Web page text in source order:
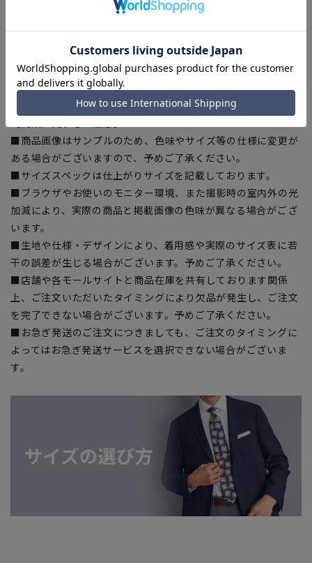
■こちらの商品はご購入時またはご購入後の裾上げが必要な商
品となります。裾上げテープは当サイトでご購入いただけま
裾上げテープ:SUSOTAPE010
※こちらの商品は在庫切れの場合がございます。
■商品画像はサンプルのため、色味やサイズ等の仕様に変更が
ある場合がございますので、予めご了承ください。
■サイズスペックは仕上がりサイズを記載しております。
■ブラウザやお使いのモニター環境、また撮影時の室内外の光
加減により、実際の商品と掲載画像の色味が異なる場合がござ
います。
■生地や仕様・デザインにより、着用感や実際のサイズ表に若
干の誤差が生じる場合がございます。予めご了承ください。
■店舗や各モールサイトと商品在庫を共有しております関係
上、ご注文いただいたタイミングにより欠品が発生し、ご注文
を完了できない場合がございます。予めご了承ください。
■お急ぎ発送のご注文につきましても、ご注文のタイミングに
よってはお急ぎ発送サービスを選択できない場合がございま
す。